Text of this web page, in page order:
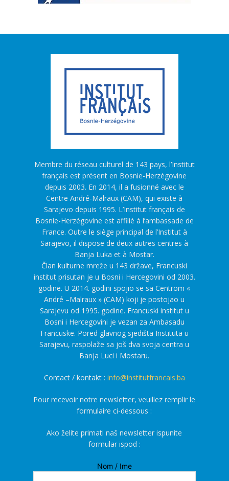
Membre du réseau culturel de 143 pays, l’Institut
français est présent en Bosnie-Herzégovine
depuis 2003. En 2014, il a fusionné avec le
Centre André-Malraux (CAM), qui existe à
Sarajevo depuis 1995. L’Institut français de
Bosnie-Herzégovine est affilié à l’ambassade de
France. Outre le siège principal de l’Institut à
Sarajevo, il dispose de deux autres centres à
Banja Luka et à Mostar.
Član kulturne mreže u 143 države, Francuski
institut prisutan je u Bosni i Hercegovini od 2003.
godine. U 2014. godini spojio se sa Centrom «
André –Malraux » (CAM) koji je postojao u
Sarajevu od 1995. godine. Francuski institut u
Bosni i Hercegovini je vezan za Ambasadu
Francuske. Pored glavnog sjedišta Instituta u
Sarajevu, raspolaže sa još dva svoja centra u
Banja Luci i Mostaru.
Contact / kontakt : info@institutfrancais.ba
Pour recevoir notre newsletter, veuillez remplir le
formulaire ci-dessous :
Ako želite primati naš newsletter ispunite
formular ispod :
Nom / Ime